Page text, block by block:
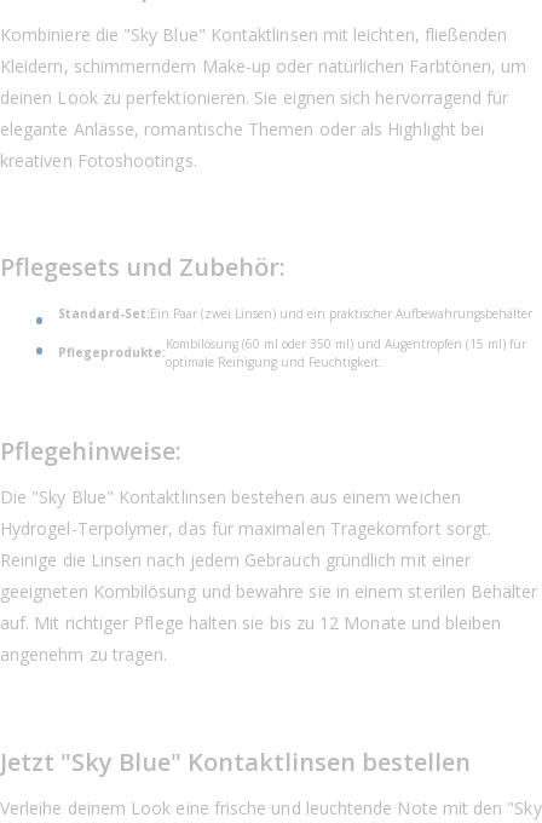
Kombiniere die "Sky Blue" Kontaktlinsen mit leichten, fließenden
Kleidern, schimmerndem Make-up oder natürlichen Farbtönen, um
deinen Look zu perfektionieren. Sie eignen sich hervorragend für
elegante Anlässe, romantische Themen oder als Highlight bei
kreativen Fotoshootings.
Pflegesets und Zubehör:
Standard-Set:Ein Paar (zwei Linsen) und ein praktischer Aufbewahrungsbehälter
Pflegeprodukte:
Kombilösung (60 ml oder 350 ml) und Augentropfen (15 ml) für
optimale Reinigung und Feuchtigkeit.
Pflegehinweise:
Die "Sky Blue" Kontaktlinsen bestehen aus einem weichen
Hydrogel-Terpolymer, das für maximalen Tragekomfort sorgt.
Reinige die Linsen nach jedem Gebrauch gründlich mit einer
geeigneten Kombilösung und bewahre sie in einem sterilen Behälter
auf. Mit richtiger Pflege halten sie bis zu 12 Monate und bleiben
angenehm zu tragen.
Jetzt "Sky Blue" Kontaktlinsen bestellen
Verleihe deinem Look eine frische und leuchtende Note mit den "Sky